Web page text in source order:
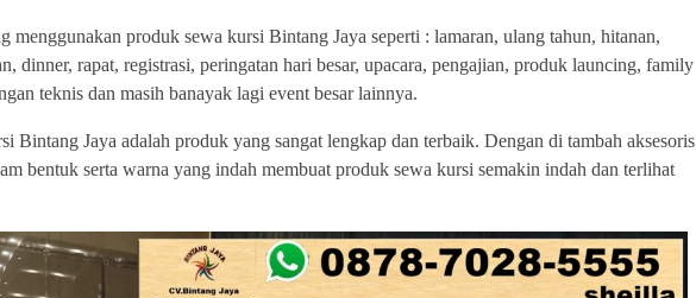
menggunakan produk sewa kursi Bintang Jaya seperti : lamaran, ulang tahun, hitanan,
dinner, rapat, registrasi, peringatan hari besar, upacara, pengajian, produk launcing, family
teknis dan masih banayak lagi event besar lainnya.
Bintang Jaya adalah produk yang sangat lengkap dan terbaik. Dengan di tambah aksesoris
bentuk serta warna yang indah membuat produk sewa kursi semakin indah dan terlihat